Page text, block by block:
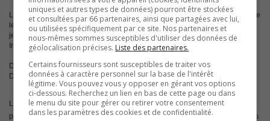
La Sûreté du Québec invite le public à visiter le www.sq.gouv.qc.ca , ainsi que
le site
journeepouruninternetplussur.ca
, qui permettent aux parents, aux
jeunes et aux enseignants de trouver de l’information sur la sécurité sur
Internet.
Document de prévention destinéaux élèves de secondaire 1 et 2
Document de prévention destinéauxélèves de secondaire 3 et 4
Le siteaidezmoisvp.cadonne aussi plusieurs informations très pratico-
pratiques sur la sécurité internet. Comment faire retirer des photos ou vidéos
uniques et autres types de données) pourront être stockées
et consultées par 66 partenaires, ainsi que partagées avec lui,
ou utilisées spécifiquement par ce site. Nos partenaires et
nous-mêmes sommes susceptibles d'utiliser des données de
géolocalisation précises. Liste des partenaires.
Certains fournisseurs sont susceptibles de traiter vos
données à caractère personnel sur la base de l'intérêt
légitime. Vous pouvez vous y opposer en gérant vos options
ci-dessous. Recherchez un lien en bas de cette page ou dans
le menu du site pour gérer ou retirer votre consentement
dans les paramètres des cookies et de confidentialité.